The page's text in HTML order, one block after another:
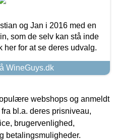
og Jan i 2016 med en
som de selv kan stå inde
her for at se deres udvalg.
WineGuys.dk
webshops og anmeldt
bl.a. deres prisniveau,
brugervenlighed,
betalingsmuligheder.